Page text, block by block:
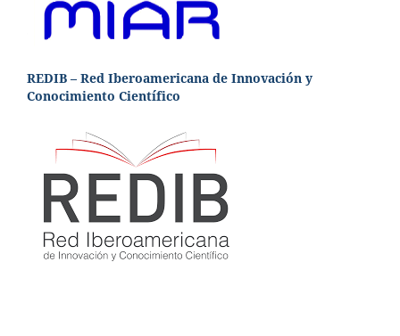
REDIB – Red Iberoamericana de Innovación y
Conocimiento Científico